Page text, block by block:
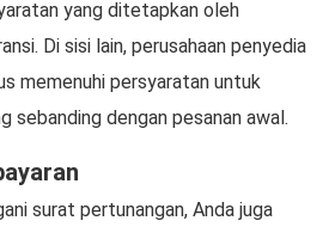
yang ditetapkan oleh
Di sisi lain, perusahaan penyedia
memenuhi persyaratan untuk
sebanding dengan pesanan awal.
surat pertunangan, Anda juga